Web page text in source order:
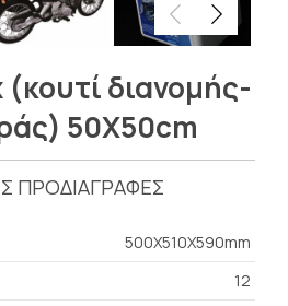
διανομής-
50Χ50cm
ΠΡΟΔΙΑΓΡΑΦΕΣ
500Χ510Χ590mm
12